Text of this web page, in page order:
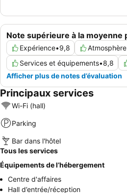
Note supérieure à la moyenne
Expérience•9,8 Atmosphère
Services et équipements•8,8
Afficher plus de notes d’évaluation
Principaux services
Wi-Fi (hall)
Parking
Bar dans l'hôtel
Tous les services
Équipements de l’hébergement
Centre d'affaires
Hall d’entrée/réception